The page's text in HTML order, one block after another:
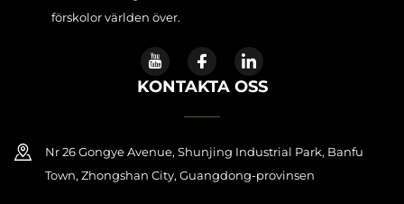
förskolor världen över.
KONTAKTA OSS
Nr 26 Gongye Avenue, Shunjing Industrial Park, Banfu
Town, Zhongshan City, Guangdong-provinsen